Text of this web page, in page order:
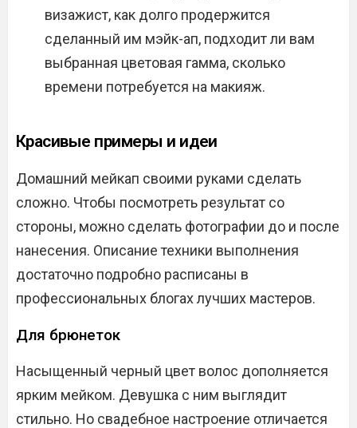
визажист, как долго продержится
сделанный им мэйк-ап, подходит ли вам
выбранная цветовая гамма, сколько
времени потребуется на макияж.
Красивые примеры и идеи
Домашний мейкап своими руками сделать
сложно. Чтобы посмотреть результат со
стороны, можно сделать фотографии до и после
нанесения. Описание техники выполнения
достаточно подробно расписаны в
профессиональных блогах лучших мастеров.
Для брюнеток
Насыщенный черный цвет волос дополняется
ярким мейком. Девушка с ним выглядит
стильно. Но свадебное настроение отличается